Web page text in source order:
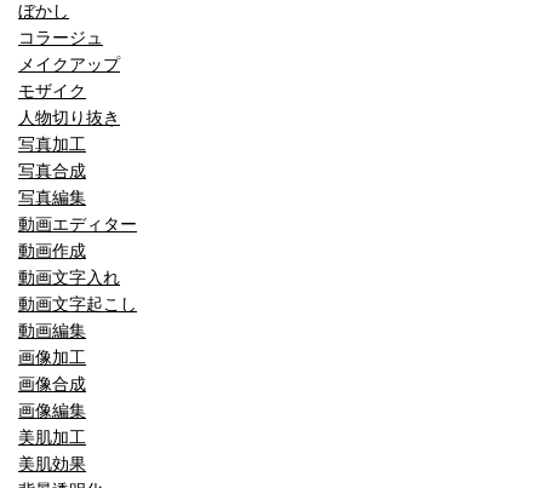
ぼかし
コラージュ
メイクアップ
モザイク
人物切り抜き
写真加工
写真合成
写真編集
動画エディター
動画作成
動画文字入れ
動画文字起こし
動画編集
画像加工
画像合成
画像編集
美肌加工
美肌効果